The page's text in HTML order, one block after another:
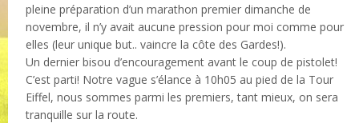
pleine préparation d’un marathon premier dimanche de
novembre, il n’y avait aucune pression pour moi comme pour
elles (leur unique but.. vaincre la côte des Gardes!).
Un dernier bisou d’encouragement avant le coup de pistolet!
C’est parti! Notre vague s’élance à 10h05 au pied de la Tour
Eiffel, nous sommes parmi les premiers, tant mieux, on sera
tranquille sur la route.